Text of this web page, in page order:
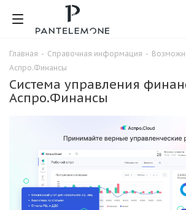
Главная - Справочная информация -
Аспро.Финансы
Система управления
Аспро.Финансы